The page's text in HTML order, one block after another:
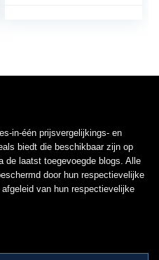
in-één prijsvergelijkings- en
biedt die beschikbaar zijn op
de laatst toegevoegde blogs. Alle
door hun respectievelijke
van hun respectievelijke